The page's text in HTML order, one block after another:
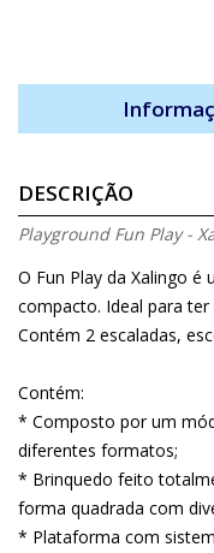
DESCRIÇÃO
Playground Fun Play -
O Fun Play da Xalingo
compacto. Ideal para
Contém 2 escaladas,
Contém:
* Composto por um
diferentes formatos;
* Brinquedo feito
forma quadrada com
* Plataforma com